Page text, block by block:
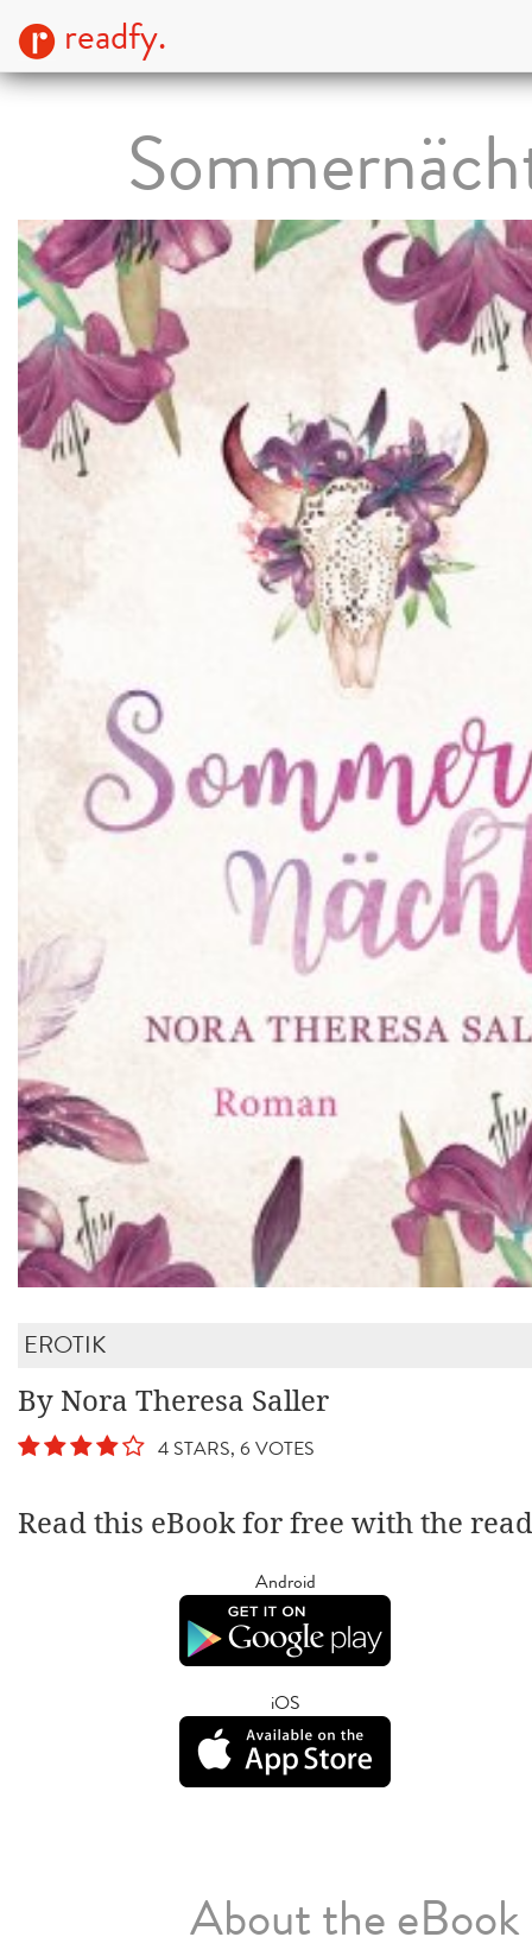
readfy.
EROTIK
By Nora Theresa Saller
4 STARS, 6 VOTES
Read this eBook for free with the
Android
iOS
About the eBook